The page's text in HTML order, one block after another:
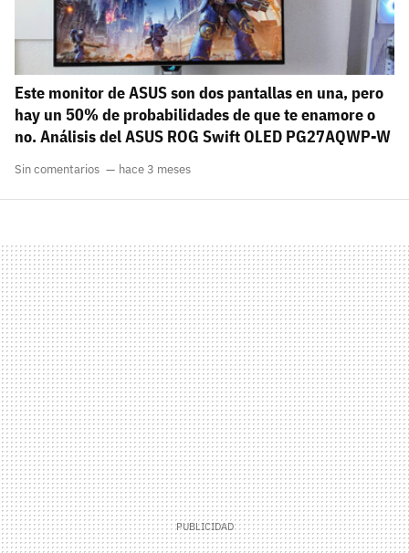
Este monitor de ASUS son dos pantallas en una, pero
hay un 50% de probabilidades de que te enamore o
no. Análisis del ASUS ROG Swift OLED PG27AQWP-W
Sin comentarios hace 3 meses